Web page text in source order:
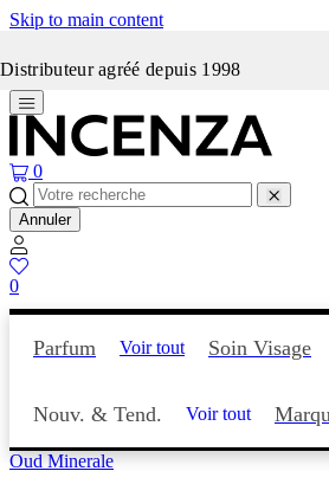
Skip to main content
Distributeur agréé depuis 1998Incenza fait peau
0
Annuler
0
Parfum Voir tout Soin Visage
Nouv. & Tend. Voir tout
Oud Minerale